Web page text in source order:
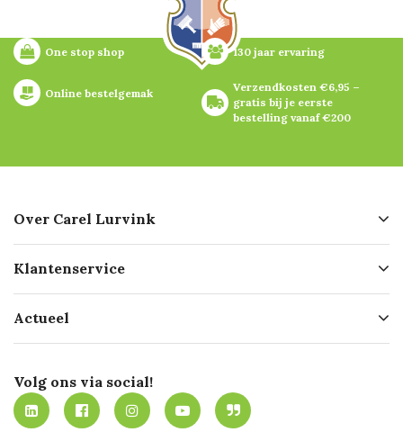
One stop shop 130 jaar ervaring
Online bestelgemak
Verzendkosten €6,95 –
gratis bij je eerste
bestelling vanaf €200
Over Carel Lurvink
Geschiedenis
Missie
Werken bij Carel Lurvink
MVO
Klantenservice
Bezorgen
Mijn Carel Lurvink
Mijn Carel Lurvink instructievideo's
Carel Lurvink App
Actueel
Innovation LAB
Tevreden klanten
Carel Lurvink Blog
Volg ons via social!